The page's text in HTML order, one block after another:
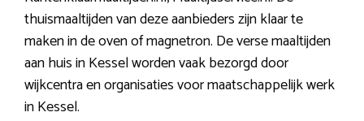
thuismaaltijden van deze aanbieders zijn klaar te
maken in de oven of magnetron. De verse maaltijden
aan huis in Kessel worden vaak bezorgd door
wijkcentra en organisaties voor maatschappelijk werk
in Kessel.